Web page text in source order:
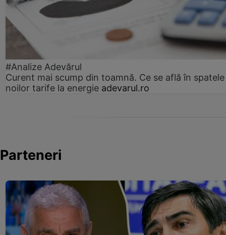
#Analize Adevărul
Curent mai scump din toamnă. Ce se află în spatele
noilor tarife la energie adevarul.ro
Parteneri